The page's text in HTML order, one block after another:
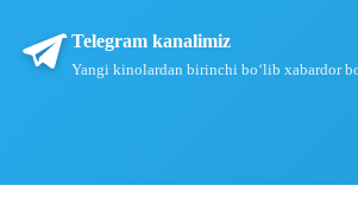
Telegram kanalimiz
Yangi kinolardan birinchi boʻlib xabardor